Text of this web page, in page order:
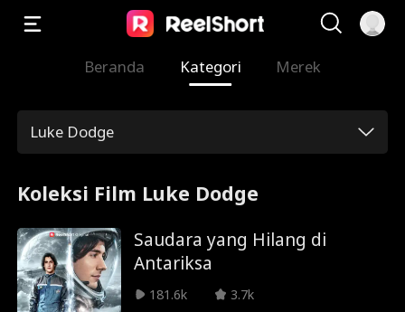
Beranda Kategori Merek
Luke Dodge
Koleksi Film Luke Dodge
Saudara yang Hilang di
Antariksa
181.6k
3.7k